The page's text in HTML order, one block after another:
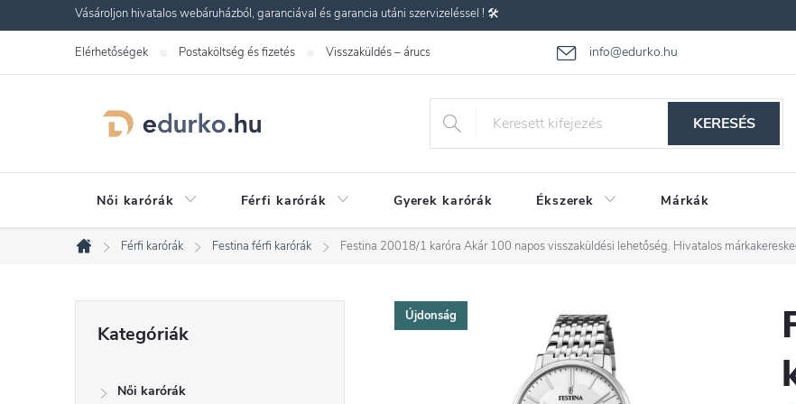
a
Vásároljon hivatalos webáruházból, garanciával és garancia utáni szervizeléssel ! 🛠️
info@edurko.hu
Elérhetőségek Postaköltség és fizetés Visszaküldés – árucsere Gyakran ismételt kérdések
KERESÉS
Női karórák Férfi karórák Gyerek karórák Ékszerek Márkák
Kezdőlap
Férfi karórák Festina férfi karórák Festina 20018/1 karóra Akár 100 napos visszaküldési lehetőség. Hivatalos
O
átugrása
Kategóriák
Női karórák
Újdonság